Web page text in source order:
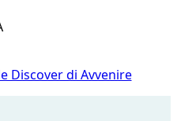
Discover di Avvenire